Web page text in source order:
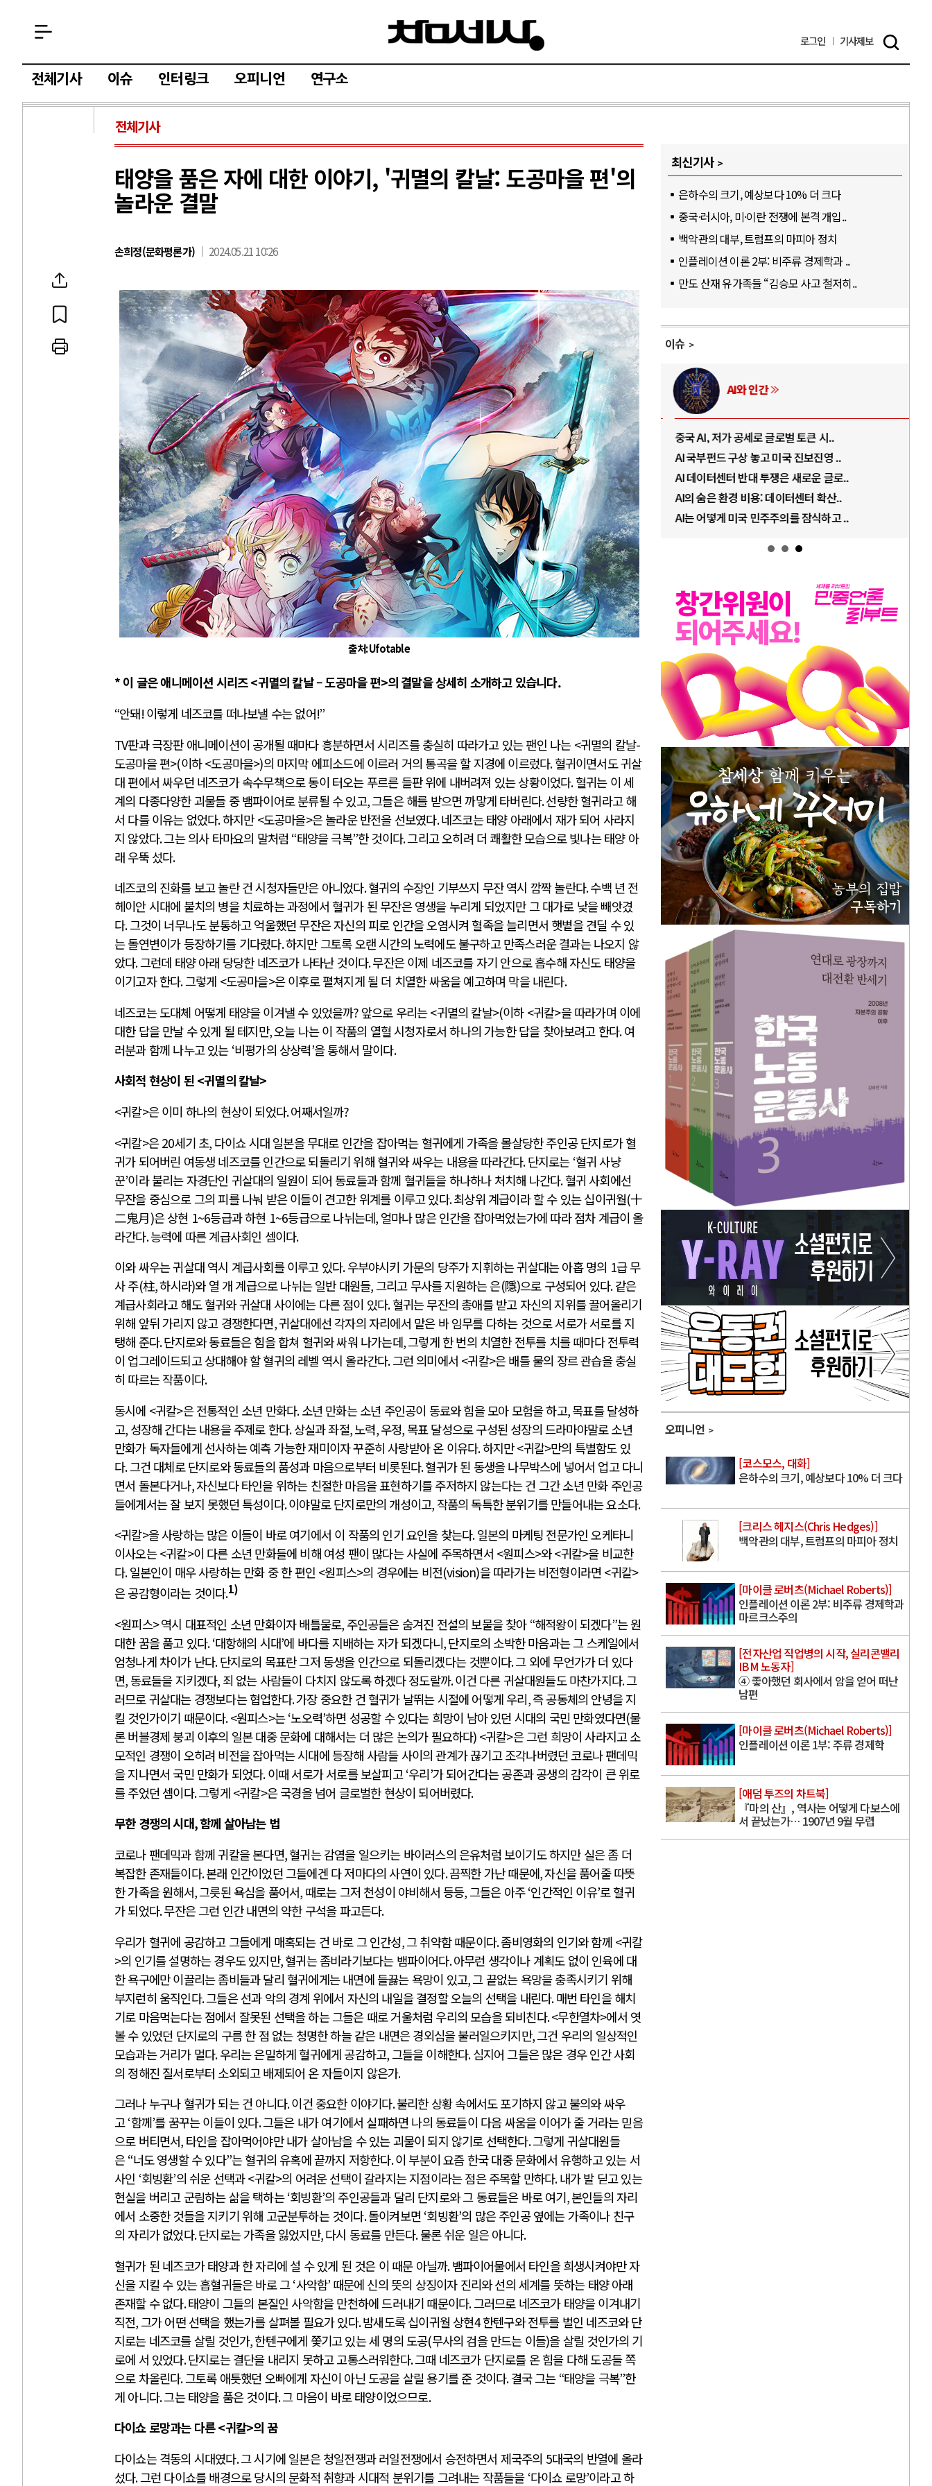
로그인 기사제보
전체기사 이슈 인터링크 오피니언 연구소
전체기사
태양을 품은 자에 대한 이야기, '귀멸의 칼날: 도공마을 편'의
놀라운 결말
손희정(문화평론가) 2024.05.21 10:26
출처: Ufotable
* 이 글은 애니메이션 시리즈 <귀멸의 칼날 – 도공마을 편>의 결말을 상세히 소개하고 있습니다.
“안돼!이렇게 네즈코를 떠나보낼 수는 없어!”
TV판과 극장판 애니메이션이 공개될 때마다 흥분하면서 시리즈를 충실히 따라가고 있는 팬인 나는 <귀멸의 칼날-
도공마을 편>(이하<도공마을>)의 마지막 에피소드에 이르러 거의 통곡을 할 지경에 이르렀다.혈귀이면서도 귀살
대 편에서 싸우던 네즈코가 속수무책으로 동이 터오는 푸르른 들판 위에 내버려져 있는 상황이었다.혈귀는 이 세
계의 다종다양한 괴물들 중 뱀파이어로 분류될 수 있고,그들은 해를 받으면 까맣게 타버린다.선량한 혈귀라고 해
서 다를 이유는 없었다.하지만 <도공마을>은 놀라운 반전을 선보였다.네즈코는 태양 아래에서 재가 되어 사라지
지 않았다.그는 의사 타마요의 말처럼 “태양을 극복”한 것이다.그리고 오히려 더 쾌활한 모습으로 빛나는 태양 아
래 우뚝 섰다.
네즈코의 진화를 보고 놀란 건 시청자들만은 아니었다.혈귀의 수장인 기부쓰지 무잔 역시 깜짝 놀란다.수백 년 전
헤이안 시대에 불치의 병을 치료하는 과정에서 혈귀가 된 무잔은 영생을 누리게 되었지만 그 대가로 낮을 빼앗겼
다.그것이 너무나도 분통하고 억울했던 무잔은 자신의 피로 인간을 오염시켜 혈족을 늘리면서 햇볕을 견딜 수 있
는 돌연변이가 등장하기를 기다렸다.하지만 그토록 오랜 시간의 노력에도 불구하고 만족스러운 결과는 나오지 않
았다.그런데 태양 아래 당당한 네즈코가 나타난 것이다.무잔은 이제 네즈코를 자기 안으로 흡수해 자신도 태양을
이기고자 한다.그렇게 <도공마을>은 이후로 펼쳐지게 될 더 치열한 싸움을 예고하며 막을 내린다.
네즈코는 도대체 어떻게 태양을 이겨낼 수 있었을까? 앞으로 우리는<귀멸의 칼날>(이하 <귀칼>을 따라가며 이에
대한 답을 만날 수 있게 될 테지만,오늘 나는 이 작품의 열혈 시청자로서 하나의 가능한 답을 찾아보려고 한다.여
러분과 함께 나누고 있는 ‘비평가의 상상력’을 통해서 말이다.
사회적 현상이 된 <귀멸의 칼날>
<귀칼>은 이미 하나의 현상이 되었다.어째서일까?
<귀칼>은20세기 초, 다이쇼 시대 일본을 무대로 인간을 잡아먹는 혈귀에게 가족을 몰살당한 주인공 단지로가 혈
귀가 되어버린 여동생 네즈코를 인간으로 되돌리기 위해 혈귀와 싸우는 내용을 따라간다.단지로는 ‘혈귀 사냥
꾼’이라 불리는 자경단인 귀살대의 일원이 되어 동료들과 함께 혈귀들을 하나하나 처치해 나간다.혈귀 사회에선
무잔을 중심으로 그의 피를 나눠 받은 이들이 견고한 위계를 이루고 있다.최상위 계급이라 할 수 있는 십이귀월(十
二鬼月)은 상현 1~6등급과 하현 1~6등급으로 나뉘는데, 얼마나 많은 인간을 잡아먹었는가에 따라 점차 계급이 올
라간다.능력에 따른 계급사회인 셈이다.
이와 싸우는 귀살대 역시 계급사회를 이루고 있다.우부야시키 가문의 당주가 지휘하는 귀살대는 아홉 명의 1급 무
사 주(柱,하시라)와 열 개 계급으로 나뉘는 일반 대원들,그리고 무사를 지원하는 은(隱)으로 구성되어 있다.같은
계급사회라고 해도 혈귀와 귀살대 사이에는 다른 점이 있다.혈귀는 무잔의 총애를 받고 자신의 지위를 끌어올리기
위해 앞뒤 가리지 않고 경쟁한다면,귀살대에선 각자의 자리에서 맡은 바 임무를 다하는 것으로 서로가 서로를 지
탱해 준다.단지로와 동료들은 힘을 합쳐 혈귀와 싸워 나가는데,그렇게 한 번의 치열한 전투를 치를 때마다 전투력
이 업그레이드되고 상대해야 할 혈귀의 레벨 역시 올라간다.그런 의미에서 <귀칼>은 배틀 물의 장르 관습을 충실
히 따르는 작품이다.
동시에 <귀칼>은 전통적인 소년 만화다.소년 만화는 소년 주인공이 동료와 힘을 모아 모험을 하고,목표를 달성하
고, 성장해 간다는 내용을 주제로 한다.상실과 좌절,노력,우정, 목표 달성으로 구성된 성장의 드라마야말로 소년
만화가 독자들에게 선사하는 예측 가능한 재미이자 꾸준히 사랑받아 온 이유다.하지만<귀칼>만의 특별함도 있
다.그건 대체로 단지로와 동료들의 품성과 마음으로부터 비롯된다.혈귀가 된 동생을 나무박스에 넣어서 업고 다니
면서 돌본다거나,자신보다 타인을 위하는 친절한 마음을 표현하기를 주저하지 않는다는 건 그간 소년 만화 주인공
들에게서는 잘 보지 못했던 특성이다.이야말로 단지로만의 개성이고, 작품의 독특한 분위기를 만들어내는 요소다.
<귀칼>을 사랑하는 많은 이들이 바로 여기에서 이 작품의 인기 요인을 찾는다.일본의 마케팅 전문가인 오케타니
이사오는<귀칼>이 다른 소년 만화들에 비해 여성 팬이 많다는 사실에 주목하면서 <원피스>와<귀칼>을 비교한
다.일본인이 매우 사랑하는 만화 중 한 편인 <원피스>의 경우에는 비전(vision)을 따라가는 비전형이라면 <귀칼>
은 공감형이라는 것이다.1)
<원피스>역시 대표적인 소년 만화이자 배틀물로, 주인공들은 숨겨진 전설의 보물을 찾아 “해적왕이 되겠다”는 원
대한 꿈을 품고 있다. ‘대항해의 시대’에 바다를 지배하는 자가 되겠다니,단지로의 소박한 마음과는 그 스케일에서
엄청나게 차이가 난다.단지로의 목표란 그저 동생을 인간으로 되돌리겠다는 것뿐이다.그 외에 무언가가 더 있다
면, 동료들을 지키겠다, 죄 없는 사람들이 다치지 않도록 하겠다 정도랄까.이건 다른 귀살대원들도 마찬가지다.그
러므로 귀살대는 경쟁보다는 협업한다.가장 중요한 건 혈귀가 날뛰는 시절에 어떻게 우리,즉 공동체의 안녕을 지
킬 것인가이기 때문이다. <원피스>는‘노오력’하면 성공할 수 있다는 희망이 남아 있던 시대의 국민 만화였다면(물
론 버블경제 붕괴 이후의 일본 대중 문화에 대해서는 더 많은 논의가 필요하다) <귀칼>은 그런 희망이 사라지고 소
모적인 경쟁이 오히려 비전을 잡아먹는 시대에 등장해 사람들 사이의 관계가 끊기고 조각나버렸던 코로나 팬데믹
을 지나면서 국민 만화가 되었다.이때 서로가 서로를 보살피고‘우리’가 되어간다는 공존과 공생의 감각이 큰 위로
를 주었던 셈이다.그렇게 <귀칼>은 국경을 넘어 글로벌한 현상이 되어버렸다.
무한 경쟁의 시대,함께 살아남는 법
코로나 팬데믹과 함께 귀칼을 본다면,혈귀는 감염을 일으키는 바이러스의 은유처럼 보이기도 하지만 실은 좀 더
복잡한 존재들이다.본래 인간이었던 그들에겐 다 저마다의 사연이 있다.끔찍한 가난 때문에,자신을 품어줄 따뜻
한 가족을 원해서,그릇된 욕심을 품어서, 때로는 그저 천성이 야비해서 등등,그들은 아주‘인간적인 이유’로 혈귀
가 되었다.무잔은 그런 인간 내면의 약한 구석을 파고든다.
우리가 혈귀에 공감하고 그들에게 매혹되는 건 바로 그 인간성,그 취약함 때문이다.좀비영화의 인기와 함께 <귀칼
>의 인기를 설명하는 경우도 있지만,혈귀는 좀비라기보다는 뱀파이어다.아무런 생각이나 계획도 없이 인육에 대
한 욕구에만 이끌리는 좀비들과 달리 혈귀에게는 내면에 들끓는 욕망이 있고,그 끝없는 욕망을 충족시키기 위해
부지런히 움직인다.그들은 선과 악의 경계 위에서 자신의 내일을 결정할 오늘의 선택을 내린다.매번 타인을 해치
기로 마음먹는다는 점에서 잘못된 선택을 하는 그들은 때로 거울처럼 우리의 모습을 되비친다. <무한열차>에서 엿
볼 수 있었던 단지로의 구름 한 점 없는 청명한 하늘 같은 내면은 경외심을 불러일으키지만,그건 우리의 일상적인
모습과는 거리가 멀다.우리는 은밀하게 혈귀에게 공감하고,그들을 이해한다.심지어 그들은 많은 경우 인간 사회
의 정해진 질서로부터 소외되고 배제되어 온 자들이지 않은가.
그러나 누구나 혈귀가 되는 건 아니다.이건 중요한 이야기다.불리한 상황 속에서도 포기하지 않고 불의와 싸우
고‘함께’를 꿈꾸는 이들이 있다.그들은 내가 여기에서 실패하면 나의 동료들이 다음 싸움을 이어가 줄 거라는 믿음
으로 버티면서, 타인을 잡아먹어야만 내가 살아남을 수 있는 괴물이 되지 않기로 선택한다.그렇게 귀살대원들
은“너도 영생할 수 있다”는 혈귀의 유혹에 끝까지 저항한다.이 부분이 요즘 한국 대중 문화에서 유행하고 있는 서
사인 ‘회빙환’의 쉬운 선택과<귀칼>의 어려운 선택이 갈라지는 지점이라는 점은 주목할 만하다.내가 발 딛고 있는
현실을 버리고 군림하는 삶을 택하는‘회빙환’의 주인공들과 달리 단지로와 그 동료들은 바로 여기,본인들의 자리
에서 소중한 것들을 지키기 위해 고군분투하는 것이다.돌이켜보면 ‘회빙환’의 많은 주인공 옆에는 가족이나 친구
의 자리가 없었다.단지로는 가족을 잃었지만,다시 동료를 만든다.물론 쉬운 일은 아니다.
혈귀가 된 네즈코가 태양과 한 자리에 설 수 있게 된 것은 이 때문 아닐까.뱀파이어물에서 타인을 희생시켜야만 자
신을 지킬 수 있는 흡혈귀들은 바로 그‘사악함’ 때문에 신의 뜻의 상징이자 진리와 선의 세계를 뜻하는 태양 아래
존재할 수 없다.태양이 그들의 본질인 사악함을 만천하에 드러내기 때문이다.그러므로 네즈코가 태양을 이겨내기
직전,그가 어떤 선택을 했는가를 살펴볼 필요가 있다.밤새도록 십이귀월 상현4한텐구와 전투를 벌인 네즈코와 단
지로는 네즈코를 살릴 것인가,한텐구에게 쫓기고 있는 세 명의 도공(무사의 검을 만드는 이들)을 살릴 것인가의 기
로에 서 있었다.단지로는 결단을 내리지 못하고 고통스러워한다.그때 네즈코가 단지로를 온 힘을 다해 도공들 쪽
으로 차올린다.그토록 애틋했던 오빠에게 자신이 아닌 도공을 살릴 용기를 준 것이다.결국 그는 “태양을 극복”한
게 아니다.그는 태양을 품은 것이다.그 마음이 바로 태양이었으므로.
다이쇼 로망과는 다른<귀칼>의 꿈
다이쇼는 격동의 시대였다.그 시기에 일본은 청일전쟁과 러일전쟁에서 승전하면서 제국주의 5대국의 반열에 올라
섰다.그런 다이쇼를 배경으로 당시의 문화적 취향과 시대적 분위기를 그려내는 작품들을 ‘다이쇼 로망’이라고 하
최신기사
은하수의 크기, 예상보다 10% 더 크다
중국·러시아, 미·이란 전쟁에 본격 개입..
백악관의 대부, 트럼프의 마피아 정치
인플레이션 이론 2부: 비주류 경제학과 ..
만도 산재 유가족들 “김승모 사고 철저히..
이슈
러시아-우크라이나 전쟁
전쟁의 추상화: 우크라이나, 대리전의 역..
EU·우크라이나 드론 협력 직후, 러시아..
나토, 우크라 군사지원 2027년까지 공..
우크라이나, 덴마크, 에스토니아, 네덜란..
러·우크라, 대규모 공습 주고받아…민간 ..
중동 위기
호르무즈 갈등 격화, 트럼프 정치·경제 ..
호르무즈 해협 통행료를 철회한 트럼프
이란, 호르무즈 해협 봉쇄 선택한 배경
트럼프, 이란 압박수단 한계 직면
하마스, 가자 통치권 이양으로 휴전 의지..
AI와 인간
중국 AI, 저가 공세로 글로벌 토큰 시..
AI 국부펀드 구상 놓고 미국 진보진영 ..
AI 데이터센터 반대 투쟁은 새로운 글로..
AI의 숨은 환경 비용: 데이터센터 확산..
AI는 어떻게 미국 민주주의를 잠식하고 ..
오피니언
[코스모스, 대화]
은하수의 크기, 예상보다 10% 더 크다
[크리스 헤지스(Chris Hedges)]
백악관의 대부, 트럼프의 마피아 정치
[마이클 로버츠(Michael Roberts)]
인플레이션 이론 2부: 비주류 경제학과
마르크스주의
[전자산업 직업병의 시작, 실리콘밸리
IBM 노동자]
④ 좋아했던 회사에서 암을 얻어 떠난
남편
[마이클 로버츠(Michael Roberts)]
인플레이션 이론 1부: 주류 경제학
[애덤 투즈의 차트북]
『마의 산』, 역사는 어떻게 다보스에
서 끝났는가… 1907년 9월 무렵